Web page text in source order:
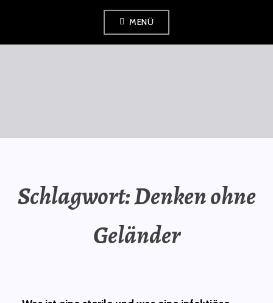
springen
MENÜ
Schlagwort:Denken ohne
Geländer